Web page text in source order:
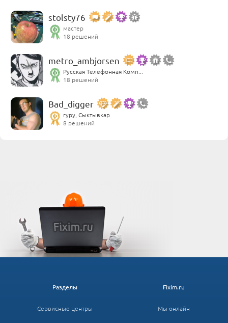
stolsty76
мастер
18 решений
metro_ambjorsen
Русская Телефонная Комп...
18 решений
Bad_digger
гуру, Сыктывкар
8 решений
Fixim.ru
Мы онлайн
Разделы
Сервисные центры